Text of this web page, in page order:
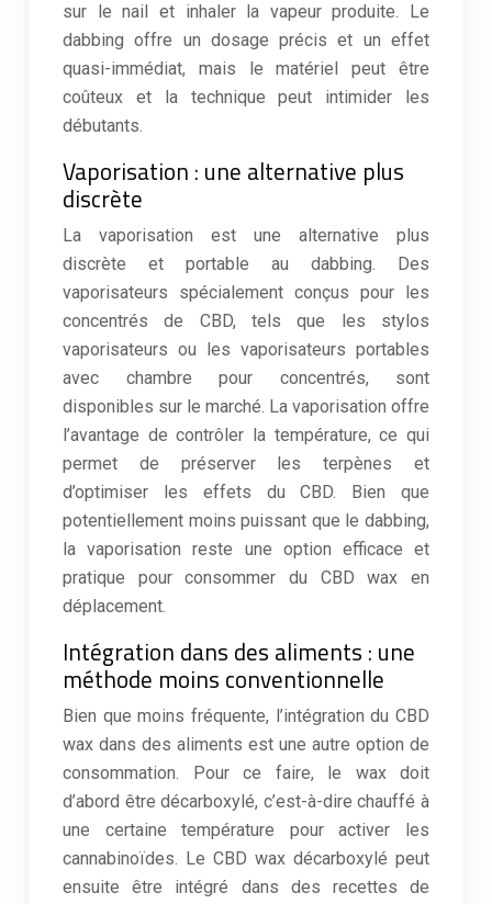
sur le nail et inhaler la vapeur produite. Le
dabbing offre un dosage précis et un effet
quasi-immédiat, mais le matériel peut être
coûteux et la technique peut intimider les
débutants.
Vaporisation : une alternative plus
discrète
La vaporisation est une alternative plus
discrète et portable au dabbing. Des
vaporisateurs spécialement conçus pour les
concentrés de CBD, tels que les stylos
vaporisateurs ou les vaporisateurs portables
avec chambre pour concentrés, sont
disponibles sur le marché. La vaporisation offre
l’avantage de contrôler la température, ce qui
permet de préserver les terpènes et
d’optimiser les effets du CBD. Bien que
potentiellement moins puissant que le dabbing,
la vaporisation reste une option efficace et
pratique pour consommer du CBD wax en
déplacement.
Intégration dans des aliments : une
méthode moins conventionnelle
Bien que moins fréquente, l’intégration du CBD
wax dans des aliments est une autre option de
consommation. Pour ce faire, le wax doit
d’abord être décarboxylé, c’est-à-dire chauffé à
une certaine température pour activer les
cannabinoïdes. Le CBD wax décarboxylé peut
ensuite être intégré dans des recettes de